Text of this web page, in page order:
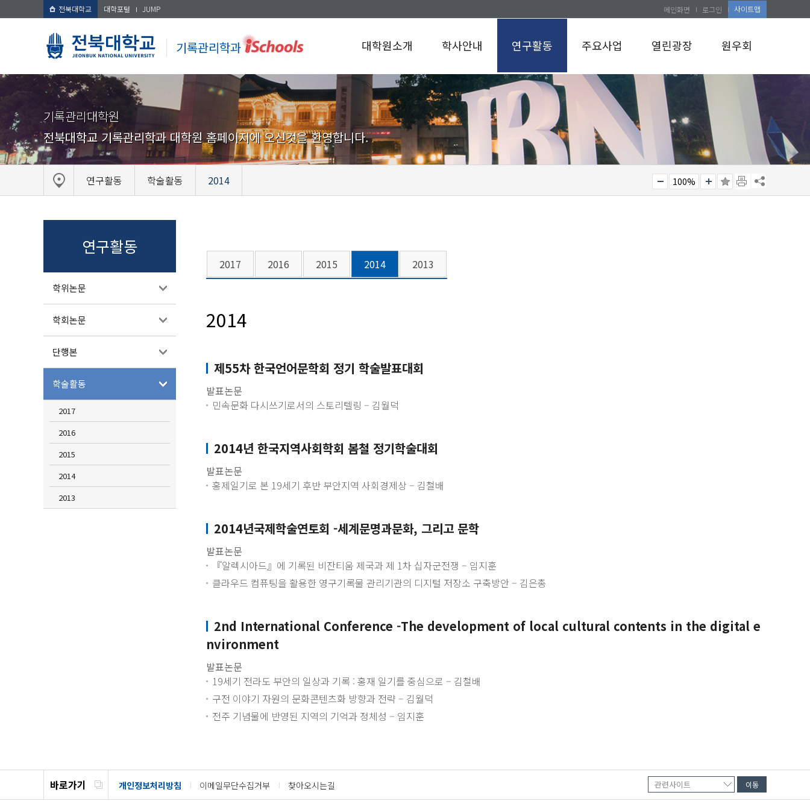
전북대학교 대학포털 JUMP
기록관리학과
메인화면 로그인 사이트맵
대학원소개 학사안내 연구활동 주요사업 열린광장 원우회
기록관리대학원
전북대학교 기록관리학과 대학원 홈페이지에 오신것을 환영합니다.
연구활동 학술활동 2014 100%
연구활동
학위논문
학회논문
단행본
학술활동
2017
2016
2015
2014
2013
2017 2016 2015 2014 2013
2014
제55차 한국언어문학회 정기 학술발표대회
발표논문
민속문화 다시쓰기로서의 스토리텔링 – 김월덕
2014년 한국지역사회학회 봄철 정기학술대회
발표논문
홍제일기로 본 19세기 후반 부안지역 사회경제상 – 김철배
2014년국제학술연토회 -세계문명과문화, 그리고 문학
발표논문
『알렉시아드』에 기록된 비잔티움 제국과 제 1차 십자군전쟁 – 임지훈
클라우드 컴퓨팅을 활용한 영구기록물 관리기관의 디지털 저장소 구축방안 – 김은총
2nd International Conference -The development of local cultural contents in the digital e
nvironment
발표논문
19세기 전라도 부안의 일상과 기록 : 홍재 일기를 중심으로 – 김철배
구전 이야기 자원의 문화콘텐츠화 방향과 전략 – 김월덕
전주 기념물에 반영된 지역의 기억과 정체성 – 임지훈
바로가기 개인정보처리방침 이메일무단수집거부 찾아오시는길